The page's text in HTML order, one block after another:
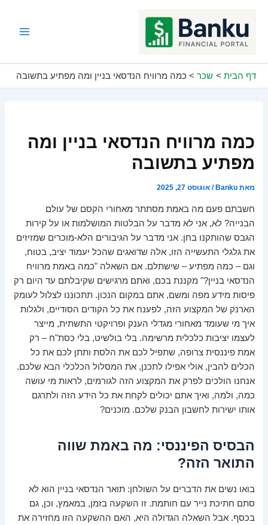
דף הבית שכר כמה מרוויח הנדסאי בניין ומה מפתיע בתשובה
כמה מרוויח הנדסאי בניין ומה
מפתיע בתשובה
מאתBanku
/אוגוסט 27, 2025
חשבתם פעם מה באמת מסתתר מאחורי הקסם של עולם
הבנייה? לא, אני לא מדבר על הבלטות המושלמות או על קירות
הגבס שהותקנו בחן. אני מדבר על הגיבורים הלא-מוכרים שמזיזים
את גלגלי התעשייה הזו, אלה שדואגים שהכל יעמוד יציב, בטוח,
וגם – כמה מפתיע – שישתלם. אם השאלה "כמה באמת מרוויח
הנדסאי בניין?" מקננת בכם, ואתם מרגישים שקיבלתם עד היום רק
פיסות מידע מפה ומשם, אתם במקום הנכון. תתכוננו לצלול לעומק
הארנק של המקצוע הזה, לפענח את כל הקודים הסודיים, ולגלות
איך מי שעומד מאחורי מגדלי הענק ופרויקטי התשתית, מייצר
לעצמו יציבות כלכלית מרשימה. בלי בולשיט, בלי כסת"ח – רק
אמת פיננסית צרופה, שתפיל לכם את הלסת ותתן לכם את כל
הכלים להבין, אולי אפילו לתכנן, את המסלול הכלכלי הבא שלכם.
אנחנו הולכים לפרק את המקצוע הזה לגורמים, לראות מי עושה
כמה, ולמה, ואיך אתם יכולים לקחת את כל הידע הזה ולתרגם
אותו ישירות לחשבון הבנק שלכם. מוכנים?
הבסיס הפיננסי: מה באמת שווה
התואר הזה?
בואו נשים את הדברים על השולחן: תואר הנדסאי בניין הוא לא
סתם חתיכת נייר עם חותמת. זו השקעה בזמן, במאמץ, וכן, גם
בכסף. אבל השאלה הגדולה היא, האם ההשקעה הזו מחזירה את